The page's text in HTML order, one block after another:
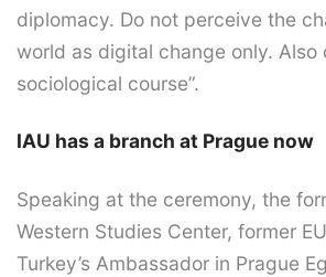
diplomacy. Do not perceive the
world as digital change only. Also
sociological course”.
IAU has a branch at Prague now
Speaking at the ceremony, the
Western Studies Center, former
Turkey’s Ambassador in Prague